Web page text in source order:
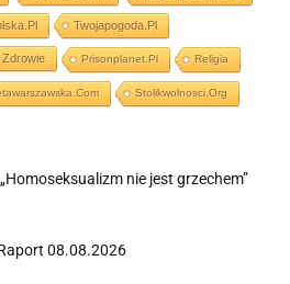
Twojapogoda.pl
Zdrowie Prisonplanet.pl Religia
Stolikwolnosci.org
nie jest grzechem”
08.08.2026